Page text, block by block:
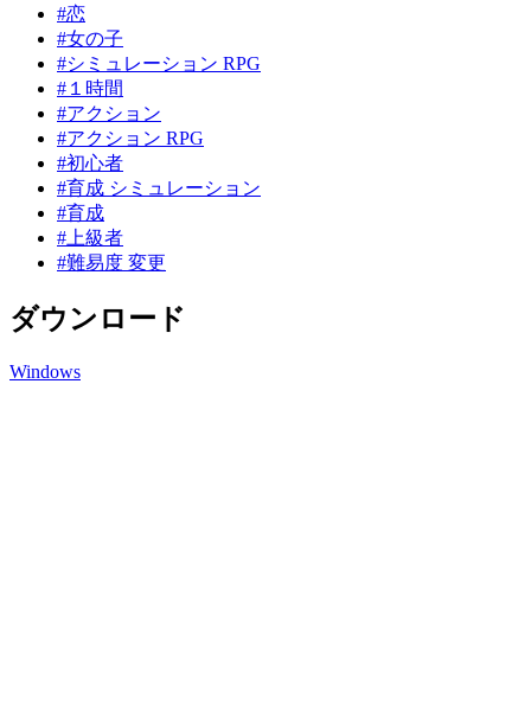
#恋
#女の子
#シミュレーション RPG
#１時間
#アクション
#アクション RPG
#初心者
#育成 シミュレーション
#育成
#上級者
#難易度 変更
ダウンロード
Windows